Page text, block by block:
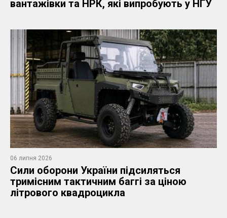
вантажівки та НРК, які випробують у НГУ
06 липня 2026
​Сили оборони України підсиляться
тримісним тактичним баггі за ціною
літрового квадроцикла